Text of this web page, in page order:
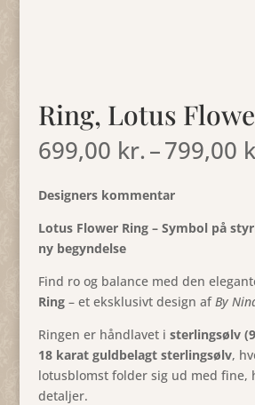
Ring, Lotus
699,00 kr.–799,00
Designers kommentar
Lotus Flower Ring – Symbol på
ny begyndelse
Find ro og balance med den
Ring– et eksklusivt design afBy
Ringen er håndlavet i sterlingsølv
18 karat guldbelagt sterlingsølv,
lotusblomst folder sig ud med fine,
detaljer.